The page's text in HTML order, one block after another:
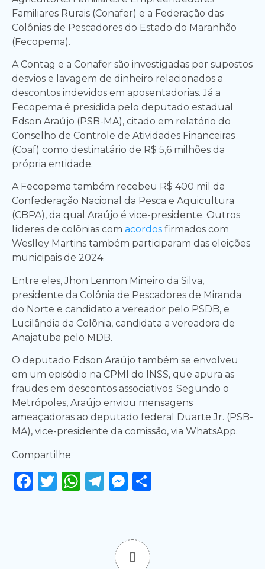
Familiares Rurais (Conafer) e a Federação das
Colônias de Pescadores do Estado do Maranhão
(Fecopema).
A Contag e a Conafer são investigadas por supostos
desvios e lavagem de dinheiro relacionados a
descontos indevidos em aposentadorias. Já a
Fecopema é presidida pelo deputado estadual
Edson Araújo (PSB-MA), citado em relatório do
Conselho de Controle de Atividades Financeiras
(Coaf) como destinatário de R$ 5,6 milhões da
própria entidade.
A Fecopema também recebeu R$ 400 mil da
Confederação Nacional da Pesca e Aquicultura
(CBPA), da qual Araújo é vice-presidente. Outros
líderes de colônias com acordos firmados com
Weslley Martins também participaram das eleições
municipais de 2024.
Entre eles, Jhon Lennon Mineiro da Silva,
presidente da Colônia de Pescadores de Miranda
do Norte e candidato a vereador pelo PSDB, e
Lucilândia da Colônia, candidata a vereadora de
Anajatuba pelo MDB.
O deputado Edson Araújo também se envolveu
em um episódio na CPMI do INSS, que apura as
fraudes em descontos associativos. Segundo o
Metrópoles, Araújo enviou mensagens
ameaçadoras ao deputado federal Duarte Jr. (PSB-
MA), vice-presidente da comissão, via WhatsApp.
Compartilhe
Facebook
Twitter
WhatsApp
Telegram
Messenger
0